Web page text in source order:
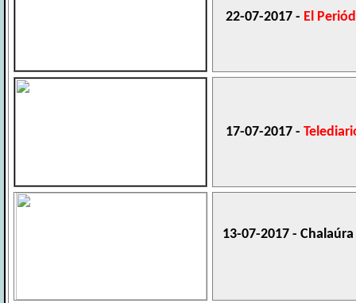
22-07-2017 - El
17-07-2017 -
13-07-2017 - Chalaúra